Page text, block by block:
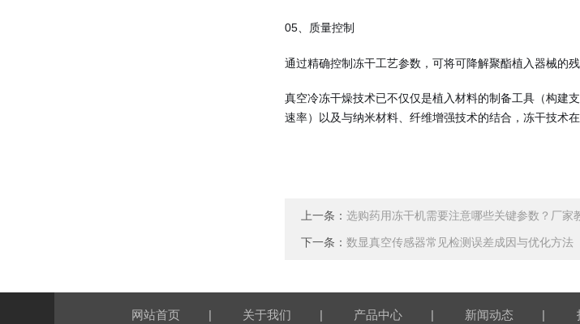
05、质量控制
通过精确控制冻干工艺参数，可将可降解聚酯植入器械的
真空冷冻干燥技术已不仅仅是植入材料的制备工具（构建
速率）以及与纳米材料、纤维增强技术的结合，冻干技术
上一条：选购药用冻干机需要注意哪些关键参数？厂家
下一条：数显真空传感器常见检测误差成因与优化方法
网站首页 | 关于我们 | 产品中心 | 新闻动态 |